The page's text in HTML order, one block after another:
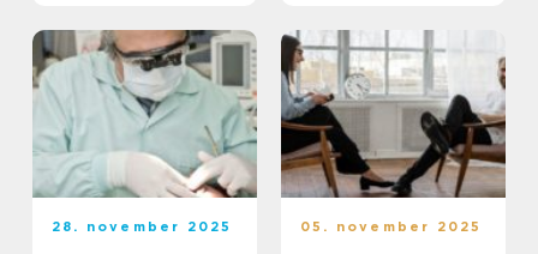
28. november 2025 05. november 2025